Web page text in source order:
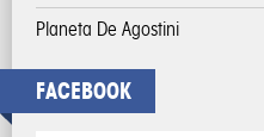
Planeta De Agostini
FACEBOOK